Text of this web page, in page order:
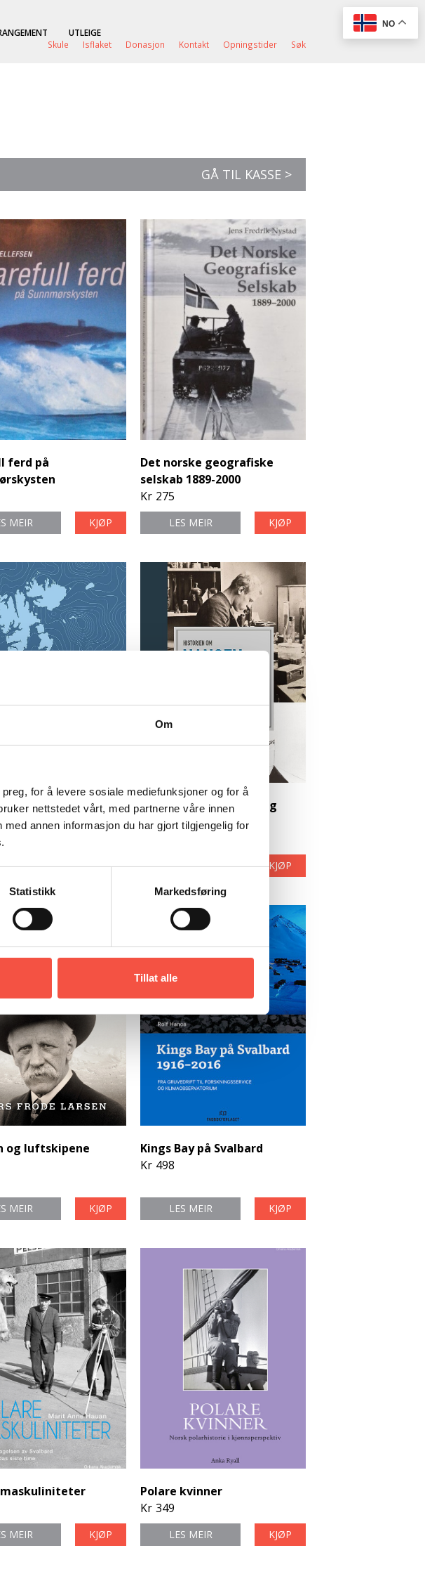
Om
for å levere sosiale mediefunksjoner og for å
nettstedet vårt, med partnerne våre innen
annen informasjon du har gjort tilgjengelig for
Statistikk Markedsføring
Tillat alle
UTLEIGE
Skule
Isflaket Donasjon Kontakt Opningstider Søk
NO
GÅ TIL KASSE >
ferd på
MEIR KJØP
Det norske geografiske
selskab 1889-2000
Kr 275
LES MEIR KJØP
100 år –
MEIR KJØP
Historien om Nansen og
Amundsen
LES MEIR KJØP
og luftskipene
MEIR KJØP
Kings Bay på Svalbard
Kr 498
LES MEIR KJØP
maskuliniteter
MEIR KJØP
Polare kvinner
Kr 349
LES MEIR KJØP